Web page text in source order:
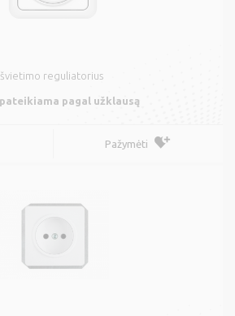
reguliatorius
pagal užklausą
Pažymėti